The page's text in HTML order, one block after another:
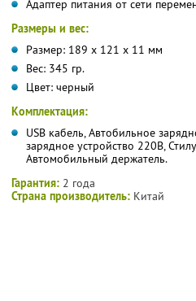
Адаптер питания от сети
Размеры и вес:
Размер: 189 x 121 x 11 мм
Вес: 345 гр.
Цвет: черный
Комплектация:
USB кабель, Автобильное
зарядное устройство 220В,
Автомобильный держатель.
Гарантия: 2 года
Страна производитель: Китай